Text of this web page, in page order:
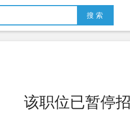
搜 索
该职位已暂停